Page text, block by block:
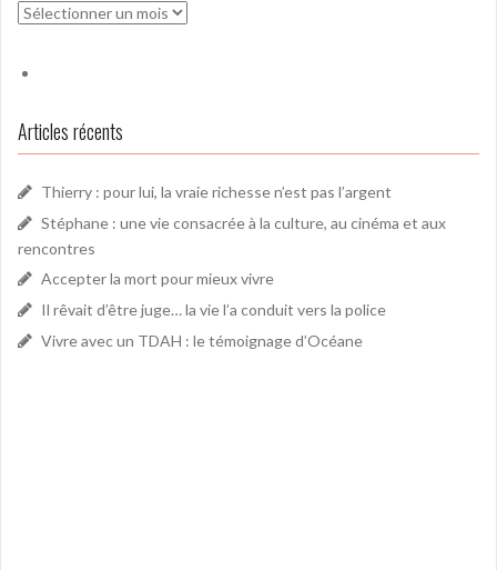
Archives
Articles récents
Thierry : pour lui, la vraie richesse n’est pas l’argent
Stéphane : une vie consacrée à la culture, au cinéma et aux
rencontres
Accepter la mort pour mieux vivre
Il rêvait d’être juge… la vie l’a conduit vers la police
Vivre avec un TDAH : le témoignage d’Océane